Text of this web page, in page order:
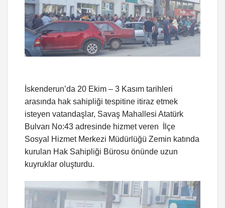
İskenderun’da 20 Ekim – 3 Kasım tarihleri
arasında hak sahipliği tespitine itiraz etmek
isteyen vatandaşlar, Savaş Mahallesi Atatürk
Bulvarı No:43 adresinde hizmet veren İlçe
Sosyal Hizmet Merkezi Müdürlüğü Zemin katında
kurulan Hak Sahipliği Bürosu önünde uzun
kuyruklar oluşturdu.